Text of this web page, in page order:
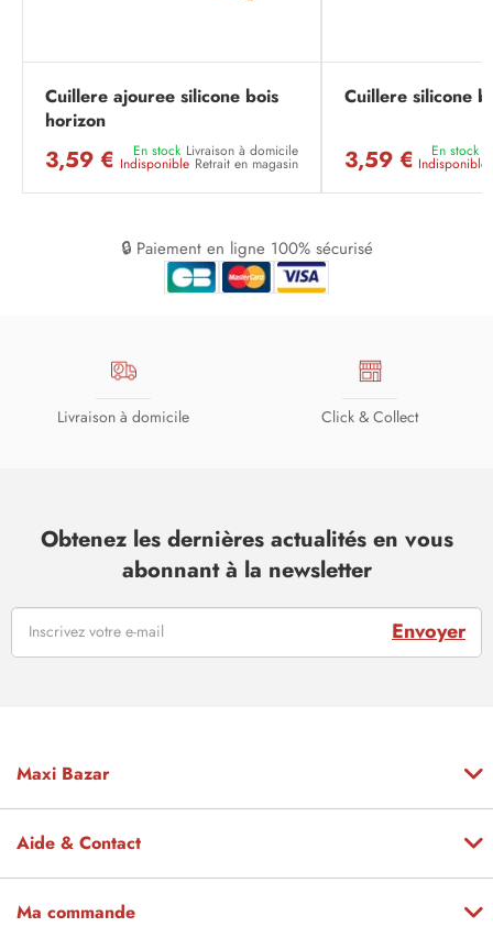
Cuillere ajouree silicone bois
horizon
3,59 € En stock Livraison à domicile
Indisponible Retrait en magasin
Cuillere silicone
3,59 € En stock
Indisponible
🔒 Paiement en ligne 100% sécurisé
Livraison à domicile Click & Collect
Obtenez les dernières actualités en vous
abonnant à la newsletter
Envoyer
Maxi Bazar
Aide & Contact
Ma commande